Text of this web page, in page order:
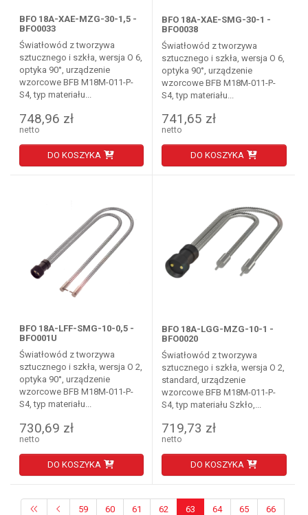
BFO 18A-XAE-MZG-30-1,5 -
BFO0033
Światłowód z tworzywa
sztucznego i szkła, wersja O 6,
optyka 90°, urządzenie
wzorcowe BFB M18M-011-P-
S4, typ materiału...
748,96 zł
netto
DO KOSZYKA
BFO 18A-XAE-SMG-30-1 -
BFO0038
Światłowód z tworzywa
sztucznego i szkła, wersja O 6,
optyka 90°, urządzenie
wzorcowe BFB M18M-011-P-
S4, typ materiału...
741,65 zł
netto
DO KOSZYKA
BFO 18A-LFF-SMG-10-0,5 -
BFO001U
Światłowód z tworzywa
sztucznego i szkła, wersja O 2,
optyka 90°, urządzenie
wzorcowe BFB M18M-011-P-
S4, typ materiału...
730,69 zł
netto
DO KOSZYKA
BFO 18A-LGG-MZG-10-1 -
BFO0020
Światłowód z tworzywa
sztucznego i szkła, wersja O 2,
standard, urządzenie
wzorcowe BFB M18M-011-P-
S4, typ materiału Szkło,...
719,73 zł
netto
DO KOSZYKA
59 60 61 62 63 64 65 66